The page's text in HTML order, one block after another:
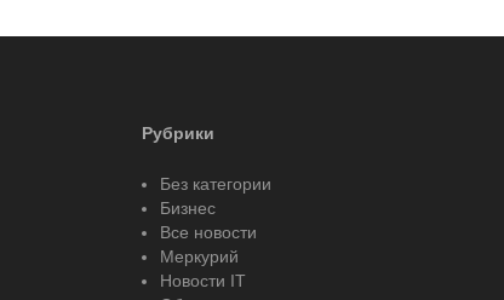
Рубрики
Без категории
Бизнес
Все новости
Меркурий
Новости IT